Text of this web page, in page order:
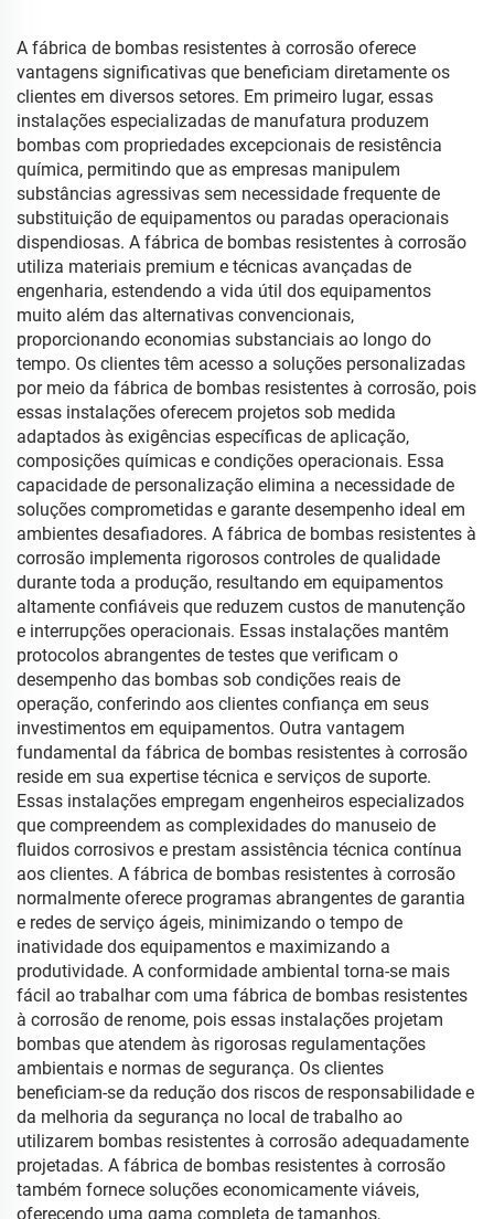
A fábrica de bombas resistentes à corrosão oferece
vantagens significativas que beneficiam diretamente os
clientes em diversos setores. Em primeiro lugar, essas
instalações especializadas de manufatura produzem
bombas com propriedades excepcionais de resistência
química, permitindo que as empresas manipulem
substâncias agressivas sem necessidade frequente de
substituição de equipamentos ou paradas operacionais
dispendiosas. A fábrica de bombas resistentes à corrosão
utiliza materiais premium e técnicas avançadas de
engenharia, estendendo a vida útil dos equipamentos
muito além das alternativas convencionais,
proporcionando economias substanciais ao longo do
tempo. Os clientes têm acesso a soluções personalizadas
por meio da fábrica de bombas resistentes à corrosão, pois
essas instalações oferecem projetos sob medida
adaptados às exigências específicas de aplicação,
composições químicas e condições operacionais. Essa
capacidade de personalização elimina a necessidade de
soluções comprometidas e garante desempenho ideal em
ambientes desafiadores. A fábrica de bombas resistentes à
corrosão implementa rigorosos controles de qualidade
durante toda a produção, resultando em equipamentos
altamente confiáveis que reduzem custos de manutenção
e interrupções operacionais. Essas instalações mantêm
protocolos abrangentes de testes que verificam o
desempenho das bombas sob condições reais de
operação, conferindo aos clientes confiança em seus
investimentos em equipamentos. Outra vantagem
fundamental da fábrica de bombas resistentes à corrosão
reside em sua expertise técnica e serviços de suporte.
Essas instalações empregam engenheiros especializados
que compreendem as complexidades do manuseio de
fluidos corrosivos e prestam assistência técnica contínua
aos clientes. A fábrica de bombas resistentes à corrosão
normalmente oferece programas abrangentes de garantia
e redes de serviço ágeis, minimizando o tempo de
inatividade dos equipamentos e maximizando a
produtividade. A conformidade ambiental torna-se mais
fácil ao trabalhar com uma fábrica de bombas resistentes
à corrosão de renome, pois essas instalações projetam
bombas que atendem às rigorosas regulamentações
ambientais e normas de segurança. Os clientes
beneficiam-se da redução dos riscos de responsabilidade e
da melhoria da segurança no local de trabalho ao
utilizarem bombas resistentes à corrosão adequadamente
projetadas. A fábrica de bombas resistentes à corrosão
também fornece soluções economicamente viáveis,
oferecendo uma gama completa de tamanhos,